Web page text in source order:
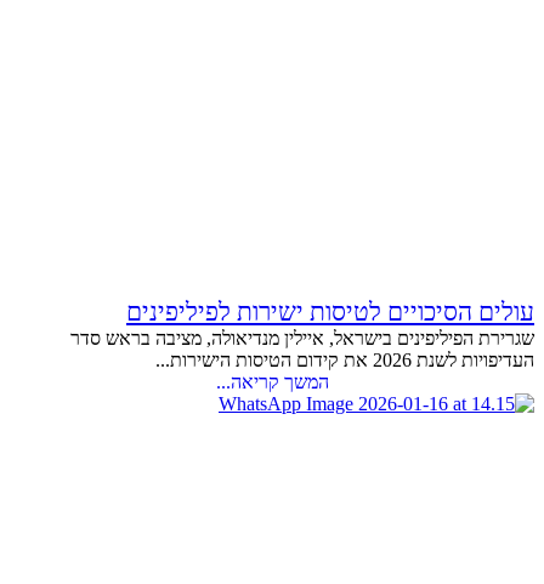
עולים הסיכויים לטיסות ישירות לפיליפינים
שגרירת הפיליפינים בישראל, איילין מנדיאולה, מציבה בראש סדר
העדיפויות לשנת 2026 את קידום הטיסות הישירות...
המשך קריאה...